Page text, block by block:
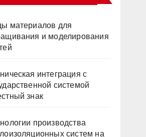
материалов для
и моделирования
интеграция с
системой
знак
производства
систем на